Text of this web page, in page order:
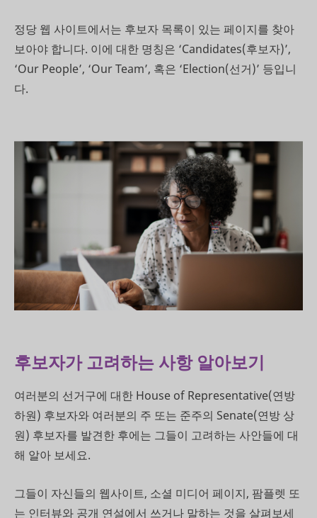
정당 웹 사이트에서는 후보자 목록이 있는 페이지를 찾아
보아야 합니다. 이에 대한 명칭은 ‘Candidates(후보자)’,
‘Our People’, ‘Our Team’, 혹은 ‘Election(선거)’ 등입니
다.
후보자가 고려하는 사항 알아보기
여러분의 선거구에 대한 House of Representative(연방
하원) 후보자와 여러분의 주 또는 준주의 Senate(연방 상
원) 후보자를 발견한 후에는 그들이 고려하는 사안들에 대
해 알아 보세요.
그들이 자신들의 웹사이트, 소셜 미디어 페이지, 팜플렛 또
는 인터뷰와 공개 연설에서 쓰거나 말하는 것을 살펴보세